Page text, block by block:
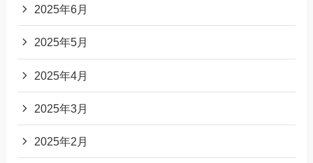
2025年6月
2025年5月
2025年4月
2025年3月
2025年2月